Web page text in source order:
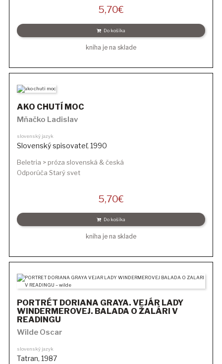
5,70€
Do košíka
kniha je na sklade
AKO CHUTÍ MOC
Mňačko Ladislav
slovenský jazyk
Slovenský spisovateľ, 1990
Beletria > próza slovenská & česká
Odporúča Starý svet
5,70€
Do košíka
kniha je na sklade
PORTRÉT DORIANA GRAYA. VEJÁR LADY
WINDERMEROVEJ. BALADA O ŽALÁRI V
READINGU
Wilde Oscar
slovenský jazyk
Tatran, 1987